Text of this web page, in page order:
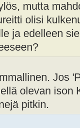
mutta
olisi
ja edelleen
Jos
olevan ison
pitkin.